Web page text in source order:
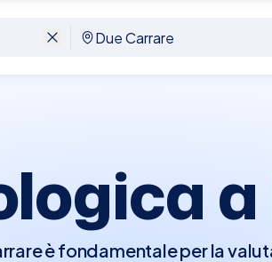
a
è fondamentale per la